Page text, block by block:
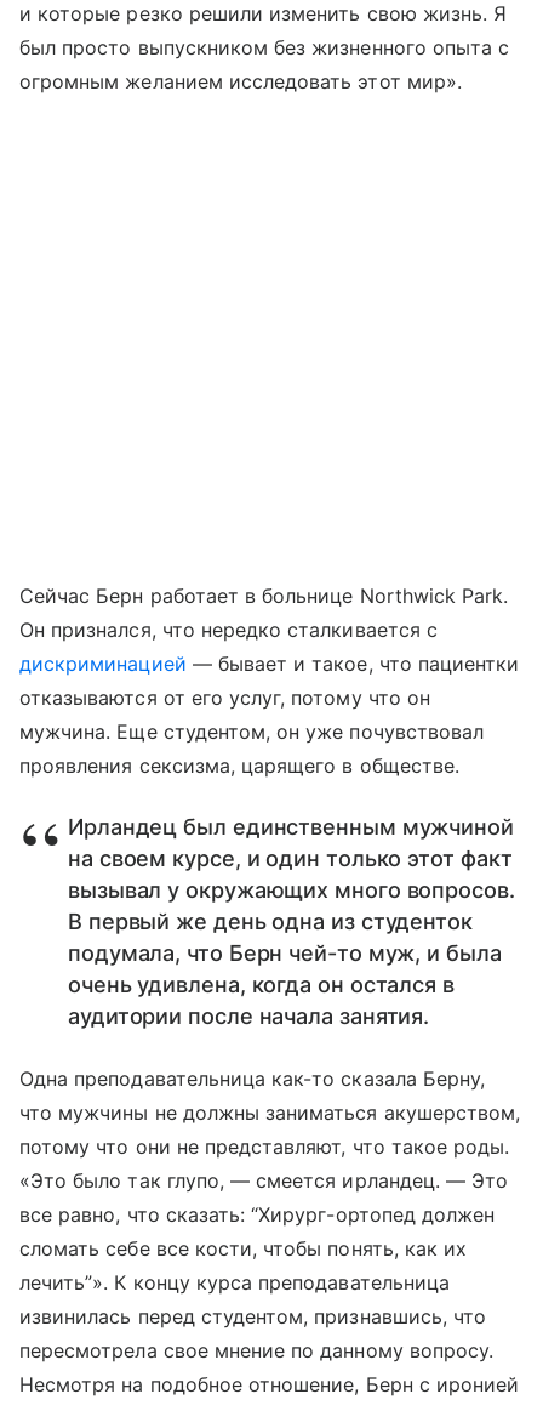
и которые резко решили изменить свою жизнь. Я
был просто выпускником без жизненного опыта с
огромным желанием исследовать этот мир».
Сейчас Берн работает в больнице Northwick Park.
Он признался, что нередко сталкивается с
дискриминацией — бывает и такое, что пациентки
отказываются от его услуг, потому что он
мужчина. Еще студентом, он уже почувствовал
проявления сексизма, царящего в обществе.
Ирландец был единственным мужчиной
на своем курсе, и один только этот факт
вызывал у окружающих много вопросов.
В первый же день одна из студенток
подумала, что Берн чей-то муж, и была
очень удивлена, когда он остался в
аудитории после начала занятия.
Одна преподавательница как-то сказала Берну,
что мужчины не должны заниматься акушерством,
потому что они не представляют, что такое роды.
«Это было так глупо, — смеется ирландец. — Это
все равно, что сказать: “Хирург-ортопед должен
сломать себе все кости, чтобы понять, как их
лечить”». К концу курса преподавательница
извинилась перед студентом, признавшись, что
пересмотрела свое мнение по данному вопросу.
Несмотря на подобное отношение, Берн с иронией